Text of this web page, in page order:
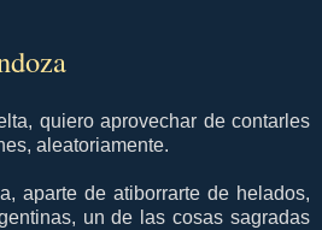
quiero aprovechar de contarles
aleatoriamente.
aparte de atiborrarte de helados,
un de las cosas sagradas